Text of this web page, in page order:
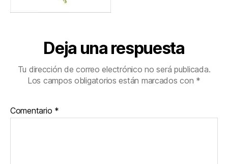
Deja una respuesta
Tu dirección de correo electrónico no será publicada.
Los campos obligatorios están marcados con *
Comentario *